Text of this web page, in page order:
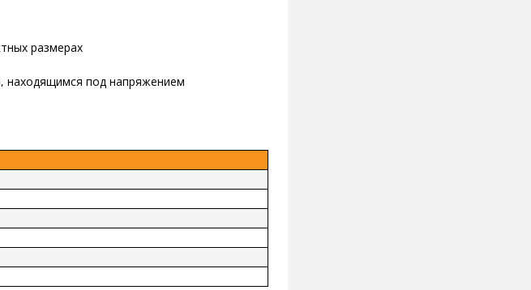
размерах
находящимся под напряжением